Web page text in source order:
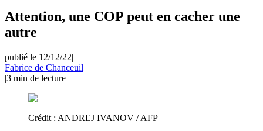
Attention, une COP peut en cacher une
autre
publié le 12/12/22|
Fabrice de Chanceuil
|3 min de lecture
Crédit : ANDREJ IVANOV / AFP